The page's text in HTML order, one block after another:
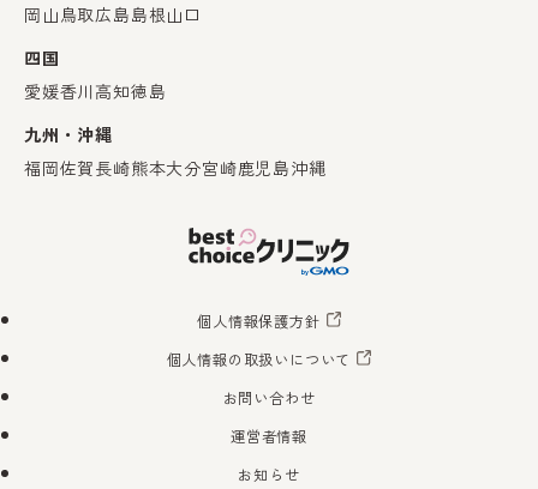
岡山 鳥取広島島根山口
四国
愛媛香川 高知徳島
九州・沖縄
福岡佐賀長崎熊本大分宮崎鹿児島沖縄
個人情報保護方針
個人情報の取扱いについて
お問い合わせ
運営者情報
お知らせ